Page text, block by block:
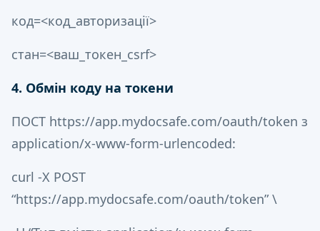
код=<код_авторизації>
стан=<ваш_токен_csrf>
4. Обмін коду на токени
ПОСТ https://app.mydocsafe.com/oauth/token з
application/x-www-form-urlencoded:
curl -X POST
“https://app.mydocsafe.com/oauth/token” \